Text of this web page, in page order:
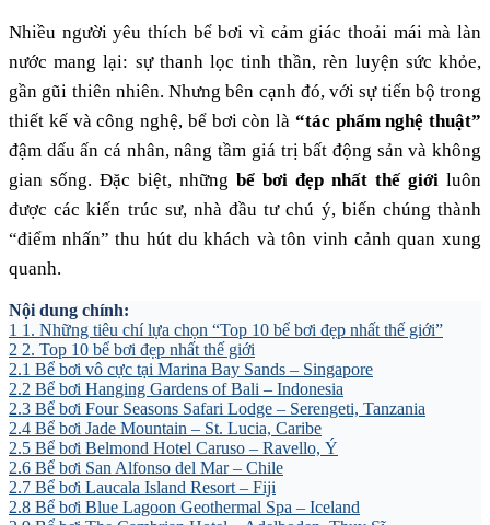
Nhiều người yêu thích bể bơi vì cảm giác thoải mái mà làn
nước mang lại: sự thanh lọc tinh thần, rèn luyện sức khỏe,
gần gũi thiên nhiên. Nhưng bên cạnh đó, với sự tiến bộ trong
thiết kế và công nghệ, bể bơi còn là “tác phẩm nghệ thuật”
đậm dấu ấn cá nhân, nâng tầm giá trị bất động sản và không
gian sống. Đặc biệt, những bể bơi đẹp nhất thế giới luôn
được các kiến trúc sư, nhà đầu tư chú ý, biến chúng thành
“điểm nhấn” thu hút du khách và tôn vinh cảnh quan xung
quanh.
Nội dung chính:
1 1. Những tiêu chí lựa chọn “Top 10 bể bơi đẹp nhất thế giới”
2 2. Top 10 bể bơi đẹp nhất thế giới
2.1 Bể bơi vô cực tại Marina Bay Sands – Singapore
2.2 Bể bơi Hanging Gardens of Bali – Indonesia
2.3 Bể bơi Four Seasons Safari Lodge – Serengeti, Tanzania
2.4 Bể bơi Jade Mountain – St. Lucia, Caribe
2.5 Bể bơi Belmond Hotel Caruso – Ravello, Ý
2.6 Bể bơi San Alfonso del Mar – Chile
2.7 Bể bơi Laucala Island Resort – Fiji
2.8 Bể bơi Blue Lagoon Geothermal Spa – Iceland